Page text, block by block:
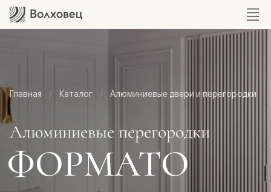
Главная Каталог Алюминиевые двери и перегородки
Алюминиевые перегородки
ФОРМАТО